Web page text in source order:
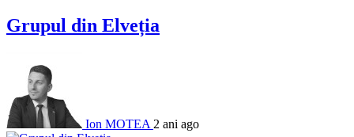
Grupul din Elveția
Ion MOTEA 2 ani ago